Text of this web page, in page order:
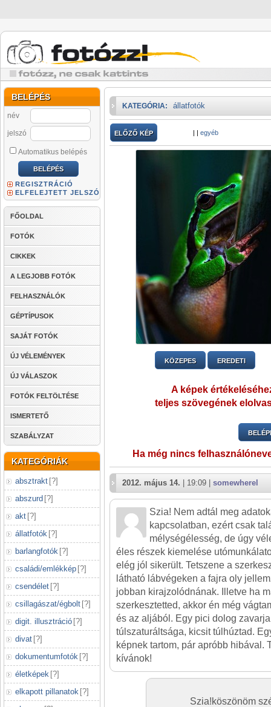
BELÉPÉS
név
jelszó
Automatikus belépés
REGISZTRÁCIÓ
ELFELEJTETT JELSZÓ
FŐOLDAL
FOTÓK
CIKKEK
A LEGJOBB FOTÓK
FELHASZNÁLÓK
GÉPTÍPUSOK
SAJÁT FOTÓK
ÚJ VÉLEMÉNYEK
ÚJ VÁLASZOK
FOTÓK FELTÖLTÉSE
ISMERTETŐ
SZABÁLYZAT
KATEGÓRIÁK
absztrakt [?]
abszurd [?]
akt [?]
állatfotók [?]
barlangfotók [?]
családi/emlékkép [?]
csendélet [?]
csillagászat/égbolt [?]
digit. illusztráció [?]
divat [?]
dokumentumfotók [?]
életképek [?]
elkapott pillanatok [?]
KATEGÓRIA: állatfotók
ELŐZŐ KÉP | | egyéb
KÖZEPES EREDETI
A képek
teljes szövegének
Ha még nincs
2012. május 14. | 19:09 | somewherel
Szia! Nem adtál meg
kapcsolatban, ezért csak
mélységélesség, de úgy
éles részek kiemelése
elég jól sikerült. Tetszene a
látható lábvégeken a fajra oly
jobban kirajzolódnának. Illetve ha
szerkesztetted, akkor én még
és az aljából. Egy pici dolog
túlszaturáltsága, kicsit túlhúztad.
képnek tartom, pár apróbb hibával.
kívánok!
Szia!köszönöm